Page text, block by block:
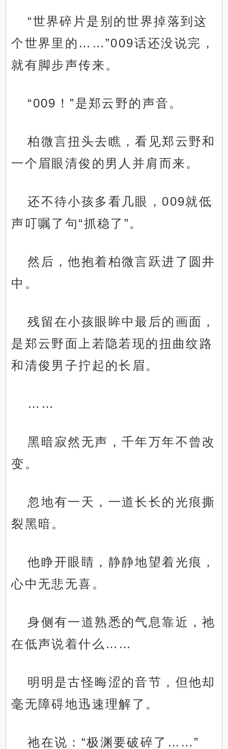
“世界碎片是别的世界掉落到这
个世界里的……”009话还没说完，
就有脚步声传来。
“009！”是郑云野的声音。
柏微言扭头去瞧，看见郑云野和
一个眉眼清俊的男人并肩而来。
还不待小孩多看几眼，009就低
声叮嘱了句“抓稳了”。
然后，他抱着柏微言跃进了圆井
中。
残留在小孩眼眸中最后的画面，
是郑云野面上若隐若现的扭曲纹路
和清俊男子拧起的长眉。
……
黑暗寂然无声，千年万年不曾改
变。
忽地有一天，一道长长的光痕撕
裂黑暗。
他睁开眼睛，静静地望着光痕，
心中无悲无喜。
身侧有一道熟悉的气息靠近，祂
在低声说着什么……
明明是古怪晦涩的音节，但他却
毫无障碍地迅速理解了。
祂在说：“极渊要破碎了……”